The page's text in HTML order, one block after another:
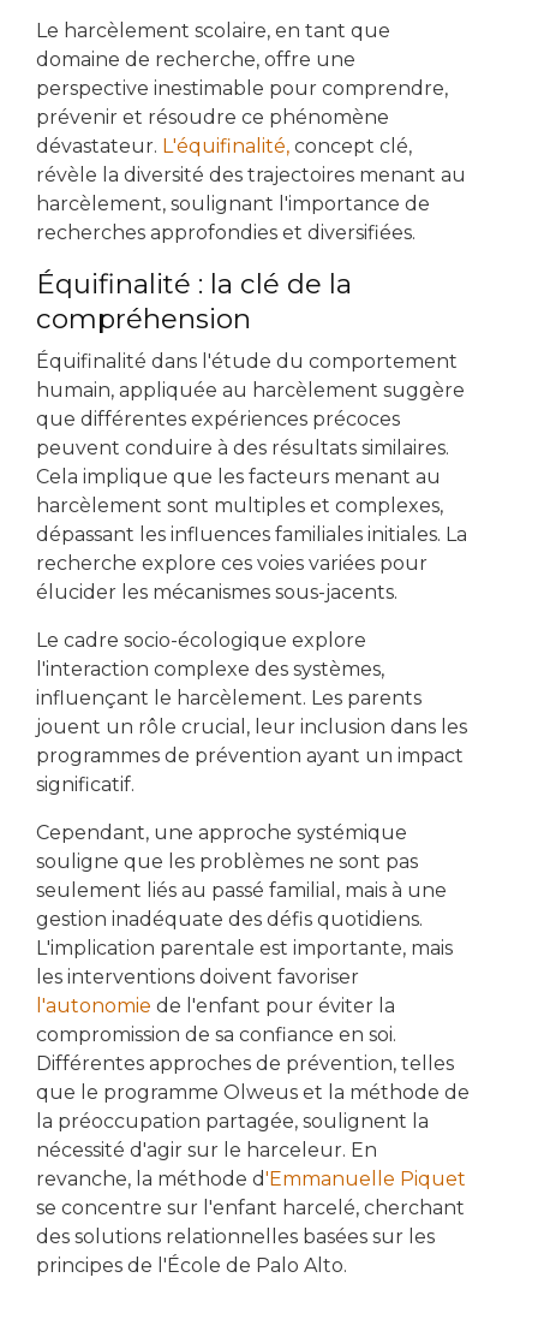
Le harcèlement scolaire, en tant que
domaine de recherche, offre une
perspective inestimable pour comprendre,
prévenir et résoudre ce phénomène
dévastateur. L'équifinalité, concept clé,
révèle la diversité des trajectoires menant au
harcèlement, soulignant l'importance de
recherches approfondies et diversifiées.
Équifinalité : la clé de la
compréhension
Équifinalité dans l'étude du comportement
humain, appliquée au harcèlement suggère
que différentes expériences précoces
peuvent conduire à des résultats similaires.
Cela implique que les facteurs menant au
harcèlement sont multiples et complexes,
dépassant les influences familiales initiales. La
recherche explore ces voies variées pour
élucider les mécanismes sous-jacents.
Le cadre socio-écologique explore
l'interaction complexe des systèmes,
influençant le harcèlement. Les parents
jouent un rôle crucial, leur inclusion dans les
programmes de prévention ayant un impact
significatif.
Cependant, une approche systémique
souligne que les problèmes ne sont pas
seulement liés au passé familial, mais à une
gestion inadéquate des défis quotidiens.
L'implication parentale est importante, mais
les interventions doivent favoriser
l'autonomie de l'enfant pour éviter la
compromission de sa confiance en soi.
Différentes approches de prévention, telles
que le programme Olweus et la méthode de
la préoccupation partagée, soulignent la
nécessité d'agir sur le harceleur. En
revanche, la méthode d'Emmanuelle Piquet
se concentre sur l'enfant harcelé, cherchant
des solutions relationnelles basées sur les
principes de l'École de Palo Alto.